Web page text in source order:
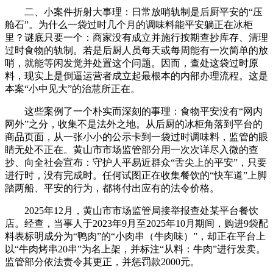
二、小案件折射大事理：日常放哨轨制是后厨平安的“压
舱石”。为什么一袋过时几个月的调味料能平安躺正在冰柜
里？谜底只要一个：商家没有成立并施行按期查抄库存、清理
过时食物的轨制。若是后厨人员每天或每周能有一次简单的放
哨，就能等闲发觉并处置这个问题。因而，查处这袋过时原
料，现实上是倒逼运营者成立起最根本的内部办理流程。这是
本案“小中见大”的治慧所正在。
这些案例了一个朴实而深刻的事理：食物平安没有“网内
网外”之分，收集不是法外之地。从后厨的冰柜角落到平台的
商品页面，从一张小小的公示卡到一袋过时调味料，监管的眼
睛无处不正在。黄山市市场监管部分用一次次详尽入微的查
抄、向全社会宣布：守护人平易近群众“舌尖上的平安”，只要
进行时，没有完成时。任何试图正在收集餐饮的“快车道”上脚
踏两船、平安的行为，都将付出应有的法令价格。
2025年12月，黄山市市场监管局接举报查处某平台餐饮
店。经查，当事人于2023年9月至2025年10月期间，购进9袋配
料表标明成分为“鸭肉”的“小肉串（牛肉味）”，却正在平台上
以“牛肉烤串20串”为名上架，并标注“从料：牛肉”进行发卖。
监管部分依法责令其更正，并惩罚款2000元。